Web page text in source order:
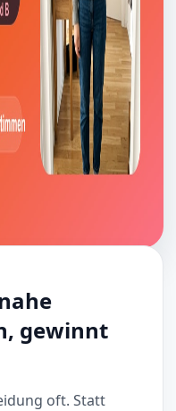
gewinnt
oft. Statt